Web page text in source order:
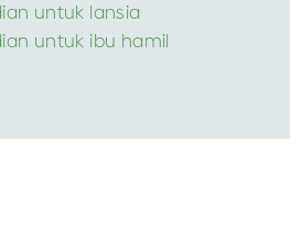
untuk lansia
untuk ibu hamil